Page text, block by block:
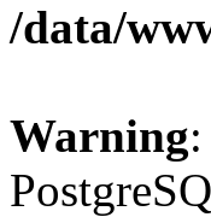
/data/
Warning